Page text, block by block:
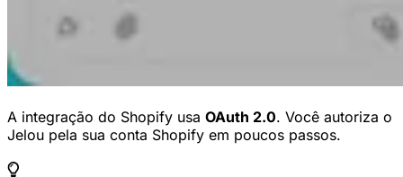
A integração do Shopify usa OAuth 2.0. Você autoriza o
Jelou pela sua conta Shopify em poucos passos.